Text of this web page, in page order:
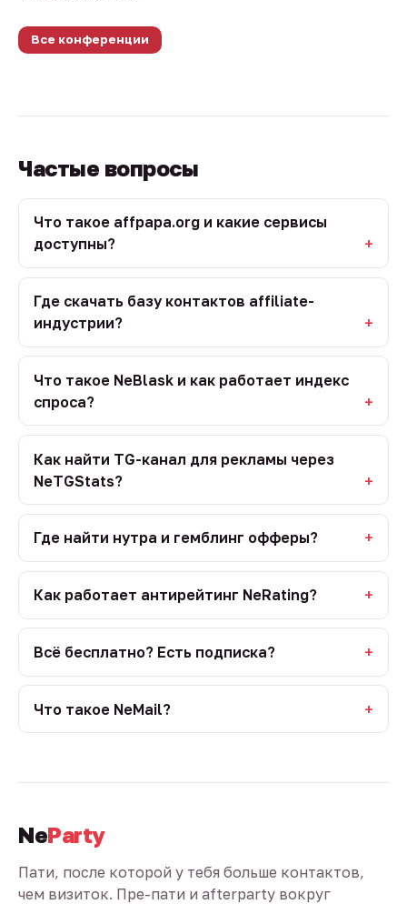
Все конференции
Частые вопросы
Что такое affpapa.org и какие сервисы
доступны?
Где скачать базу контактов affiliate-
индустрии?
Что такое NeBlask и как работает индекс
спроса?
Как найти TG-канал для рекламы через
NeTGStats?
Где найти нутра и гемблинг офферы?
Как работает антирейтинг NeRating?
Всё бесплатно? Есть подписка?
Что такое NeMail?
NeParty
Пати, после которой у тебя больше контактов,
чем визиток. Пре-пати и afterparty вокруг